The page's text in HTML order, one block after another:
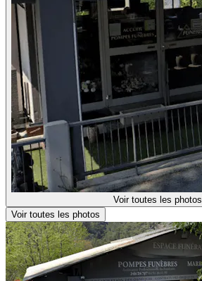
Voir toutes les photos
Voir toutes les photos